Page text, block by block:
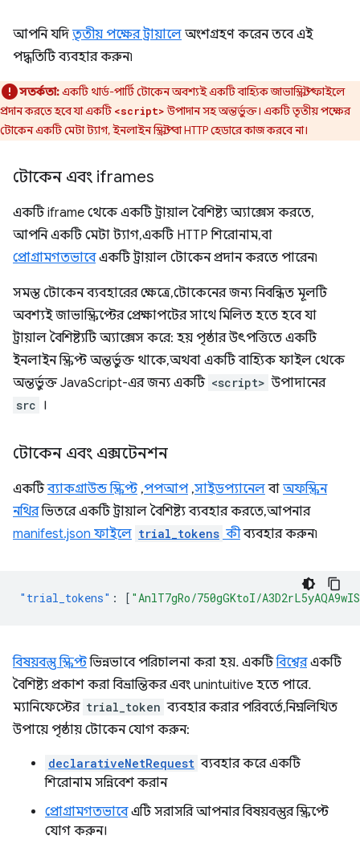
আপনি যদি তৃতীয় পক্ষের ট্রায়ালে অংশগ্রহণ করেন তবে এই
পদ্ধতিটি ব্যবহার করুন৷
সতর্কতা:একটি থার্ড-পার্টি টোকেন অবশ্যই একটি বাহ্যিক জাভাস্ক্রিপ্ট ফাইলে
প্রদান করতে হবে যা একটি <script>উপাদান সহ অন্তর্ভুক্ত। একটি তৃতীয় পক্ষের
টোকেন একটি মেটা ট্যাগ, ইনলাইন স্ক্রিপ্ট বা HTTP হেডারে কাজ করবে না।
টোকেন এবং iframes
একটি iframe থেকে একটি ট্রায়াল বৈশিষ্ট্য অ্যাক্সেস করতে,
আপনি একটি মেটা ট্যাগ, একটি HTTP শিরোনাম, বা
প্রোগ্রামগতভাবেএকটি ট্রায়াল টোকেন প্রদান করতে পারেন৷
সমস্ত টোকেন ব্যবহারের ক্ষেত্রে, টোকেনের জন্য নিবন্ধিত মূলটি
অবশ্যই জাভাস্ক্রিপ্টের প্রেক্ষাপটের সাথে মিলিত হতে হবে যা
ট্রায়াল বৈশিষ্ট্যটি অ্যাক্সেস করে: হয় পৃষ্ঠার উৎপত্তিতে একটি
ইনলাইন স্ক্রিপ্ট অন্তর্ভুক্ত থাকে, অথবা একটি বাহ্যিক ফাইল থেকে
অন্তর্ভুক্ত JavaScript-এর জন্য একটি <script> উপাদানের
src ।
টোকেন এবং এক্সটেনশন
একটিব্যাকগ্রাউন্ড স্ক্রিপ্ট,পপআপ,সাইডপ্যানেলবা অফস্ক্রিন
নথিরভিতরে একটি ট্রায়াল বৈশিষ্ট্য ব্যবহার করতে, আপনার
manifest.json ফাইলে trial_tokens কীব্যবহার করুন৷
"trial_tokens" : [ "AnlT7gRo/750gGKtoI/
বিষয়বস্তু স্ক্রিপ্টভিন্নভাবে পরিচালনা করা হয়. একটিবিশ্বেরএকটি
বৈশিষ্ট্য প্রকাশ করা বিভ্রান্তিকর এবং unintuitive হতে পারে.
ম্যানিফেস্টের trial_token ব্যবহার করার পরিবর্তে, নিম্নলিখিত
উপায়ে পৃষ্ঠায় টোকেন যোগ করুন:
declarativeNetRequest ব্যবহার করে একটি
শিরোনাম সন্নিবেশ করান
প্রোগ্রামগতভাবেএটি সরাসরি আপনার বিষয়বস্তুর স্ক্রিপ্টে
যোগ করুন।